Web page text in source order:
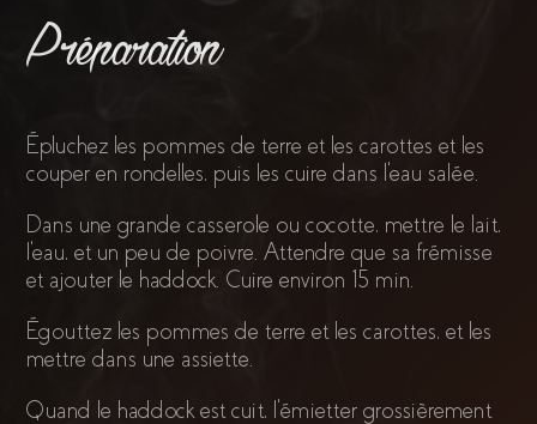
Préparation
Épluchez les pommes de terre et les carottes et les
couper en rondelles, puis les cuire dans l'eau salée.
Dans une grande casserole ou cocotte, mettre le lait,
l'eau, et un peu de poivre. Attendre que sa frémisse
et ajouter le haddock. Cuire environ 15 min.
Égouttez les pommes de terre et les carottes, et les
mettre dans une assiette.
Quand le haddock est cuit, l'émietter grossièrement